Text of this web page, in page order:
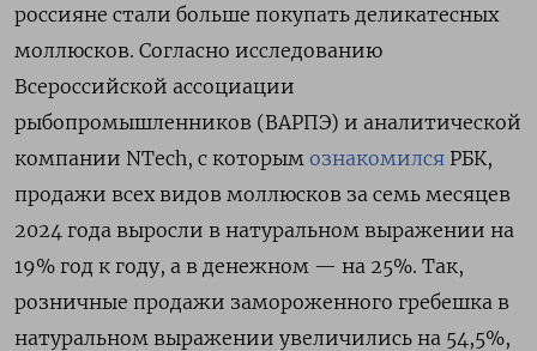
россияне стали больше покупать деликатесных
моллюсков. Согласно исследованию
Всероссийской ассоциации
рыбопромышленников (ВАРПЭ) и аналитической
компании NTech, с которым ознакомился РБК,
продажи всех видов моллюсков за семь месяцев
2024 года выросли в натуральном выражении на
19% год к году, а в денежном — на 25%. Так,
розничные продажи замороженного гребешка в
натуральном выражении увеличились на 54,5%,